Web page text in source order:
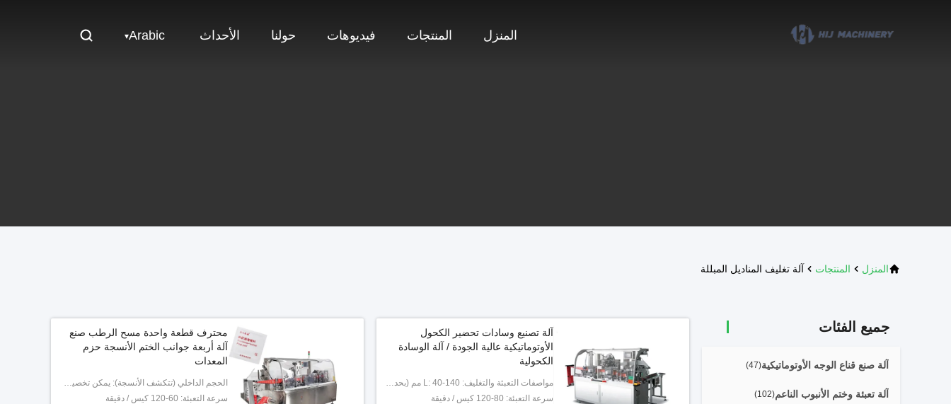
المنزل المنتجات فيديوهات حولنا الأحداث Arabic
المنزل المنتجات آلة تغليف المناديل المبللة
جميع الفئات
آلة صنع قناع الوجه الأوتوماتيكية(47)
آلة تعبئة وختم الأنبوب الناعم(102)
آلة تصنيع وسادات تحضير الكحول
الأوتوماتيكية عالية الجودة / آلة الوسادة
الكحولية
مواصفات التعبئة والتغليف: L: 40-140 مم (بحد أقصى 220 مم) W: 40-100 مم
سرعة التعبئة: 80-120 كيس / دقيقة
محترف قطعة واحدة مسح الرطب صنع
آلة أربعة جوانب الختم الأنسجة حزم
المعدات
الحجم الداخلي (تتكشف الأنسجة): يمكن تخصيصها
سرعة التعبئة: 60-120 كيس / دقيقة